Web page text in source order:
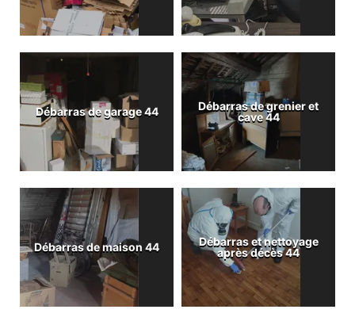
Débarras de garage 44
Débarras de grenier et
cave 44
Débarras de maison 44
Débarras et nettoyage
après décès 44